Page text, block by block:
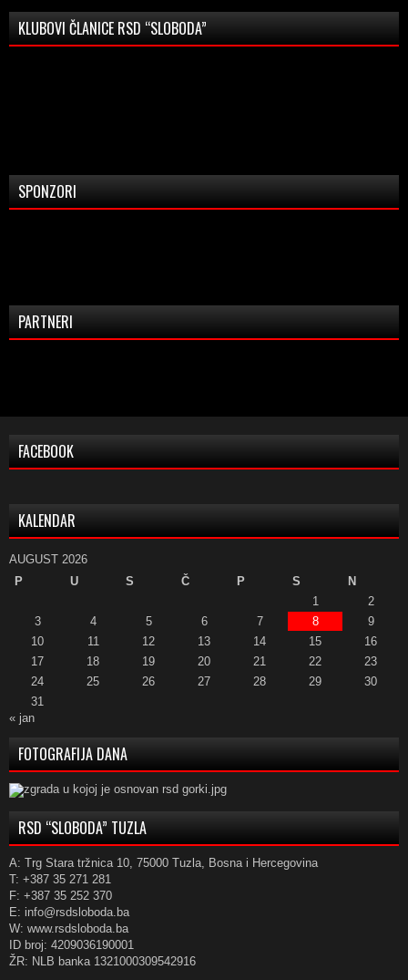
KLUBOVI ČLANICE RSD “SLOBODA”
SPONZORI
PARTNERI
FACEBOOK
KALENDAR
AUGUST 2026
P
U S Č P S
N
1
2
3
4 5 6 7 8
9
10
11 12 13 14 15
16
17
18 19 20 21 22
23
24
25 26 27 28 29
30
31
« jan
FOTOGRAFIJA DANA
RSD “SLOBODA” TUZLA
A: Trg Stara tržnica 10, 75000 Tuzla, Bosna i Hercegovina
T: +387 35 271 281
F: +387 35 252 370
E: info@rsdsloboda.ba
W: www.rsdsloboda.ba
ID broj: 4209036190001
ŽR: NLB banka 1321000309542916